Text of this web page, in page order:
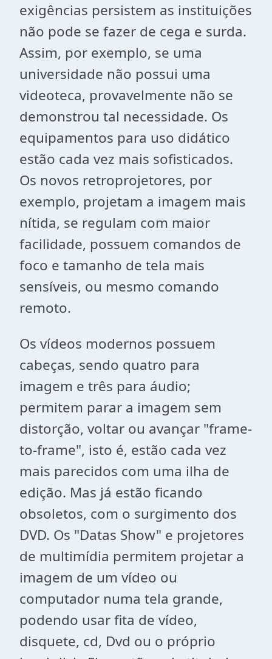
exigências persistem as instituições
não pode se fazer de cega e surda.
Assim, por exemplo, se uma
universidade não possui uma
videoteca, provavelmente não se
demonstrou tal necessidade. Os
equipamentos para uso didático
estão cada vez mais sofisticados.
Os novos retroprojetores, por
exemplo, projetam a imagem mais
nítida, se regulam com maior
facilidade, possuem comandos de
foco e tamanho de tela mais
sensíveis, ou mesmo comando
remoto.
Os vídeos modernos possuem
cabeças, sendo quatro para
imagem e três para áudio;
permitem parar a imagem sem
distorção, voltar ou avançar "frame-
to-frame", isto é, estão cada vez
mais parecidos com uma ilha de
edição. Mas já estão ficando
obsoletos, com o surgimento dos
DVD. Os "Datas Show" e projetores
de multimídia permitem projetar a
imagem de um vídeo ou
computador numa tela grande,
podendo usar fita de vídeo,
disquete, cd, Dvd ou o próprio